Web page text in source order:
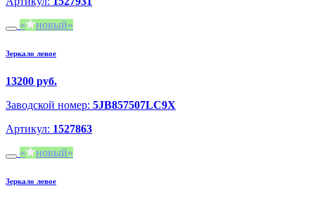
новый
Зеркало левое
13200 руб.
Заводской номер: 5JB857507LC9X
Артикул: 1527863
новый
Зеркало левое